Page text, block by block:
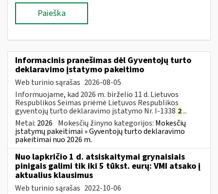
Paieška
Informacinis pranešimas dėl Gyventojų turto
deklaravimo įstatymo pakeitimo
Web turinio sąrašas 2026-08-05
Informuojame, kad 2026 m. birželio 11 d. Lietuvos
Respublikos Seimas priėmė Lietuvos Respublikos
gyventojų turto deklaravimo įstatymo Nr. I-1338 2...
Metai: 2026 Mokesčių žinyno kategorijos: Mokesčių
įstatymų pakeitimai » Gyventojų turto deklaravimo
pakeitimai nuo 2026 m.
Nuo lapkričio 1 d. atsiskaitymai grynaisiais
pinigais galimi tik iki 5 tūkst. eurų: VMI atsako į
aktualius klausimus
Web turinio sąrašas 2022-10-06